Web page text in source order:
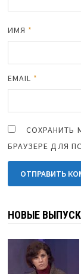
ИМЯ *
EMAIL *
СОХРАНИТЬ
БРАУЗЕРЕ ДЛЯ
НОВЫЕ